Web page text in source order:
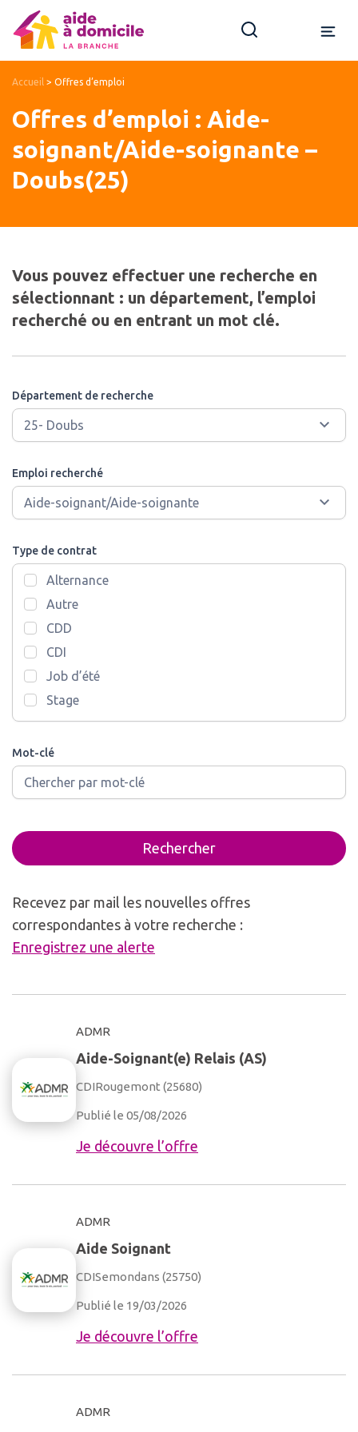
Accueil > Offres d’emploi
Offres d’emploi : Aide-
soignant/Aide-soignante –
Doubs(25)
Vous pouvez effectuer une recherche en
sélectionnant : un département, l’emploi
recherché ou en entrant un mot clé.
Département de recherche
Emploi recherché
Type de contrat
Alternance
Autre
CDD
CDI
Job d’été
Stage
Mot-clé
Rechercher
Recevez par mail les nouvelles offres
correspondantes à votre recherche :
Enregistrez une alerte
ADMR
Aide-Soignant(e) Relais (AS)
CDIRougemont (25680)
Publié le 05/08/2026
Je découvre l’offre
ADMR
Aide Soignant
CDISemondans (25750)
Publié le 19/03/2026
Je découvre l’offre
ADMR